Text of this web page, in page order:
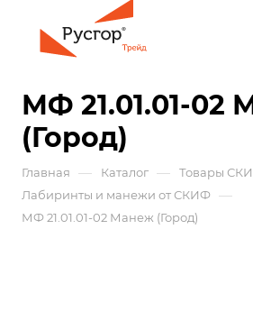
МФ 21.01.01-02
(Город)
Главная — Каталог — Товары
Лабиринты и манежи от СКИФ —
МФ 21.01.01-02 Манеж (Город)